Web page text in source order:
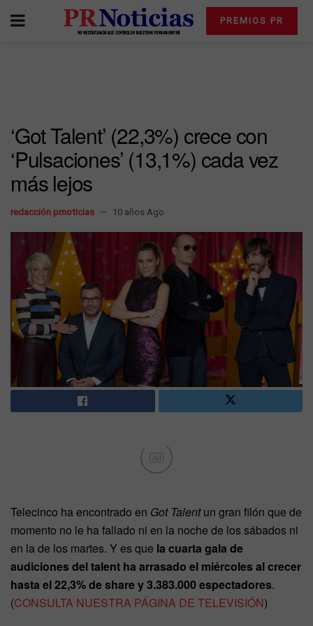
PREMIOS PR
‘Got Talent’ (22,3%) crece con
‘Pulsaciones’ (13,1%) cada vez
más lejos
redacción prnoticias 10 años Ago
Ad
Telecinco ha encontrado en Got Talentun gran filón que de
momento no le ha fallado ni en la noche de los sábados ni
en la de los martes. Y es que la cuarta gala de
audiciones del talent ha arrasado el miércoles al crecer
hasta el 22,3% de share y 3.383.000 espectadores.
(CONSULTA NUESTRA PÁGINA DE TELEVISIÓN)